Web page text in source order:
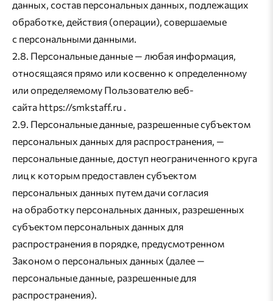
данных, состав персональных данных, подлежащих
обработке, действия (операции), совершаемые
с персональными данными.
2.8. Персональные данные — любая информация,
относящаяся прямо или косвенно к определенному
или определяемому Пользователю веб-
сайта https://smkstaff.ru .
2.9. Персональные данные, разрешенные субъектом
персональных данных для распространения, —
персональные данные, доступ неограниченного круга
лиц к которым предоставлен субъектом
персональных данных путем дачи согласия
на обработку персональных данных, разрешенных
субъектом персональных данных для
распространения в порядке, предусмотренном
Законом о персональных данных (далее —
персональные данные, разрешенные для
распространения).